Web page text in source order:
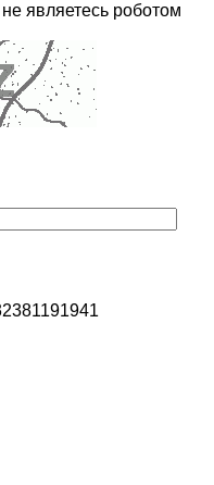
являетесь роботом